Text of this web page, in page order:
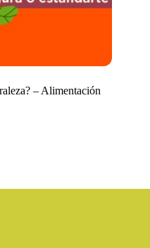
– Alimentación